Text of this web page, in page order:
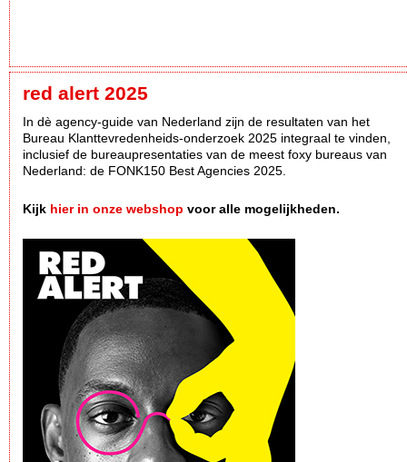
red alert 2025
In dè agency-guide van Nederland zijn de resultaten van het
Bureau Klanttevredenheids-onderzoek 2025 integraal te vinden,
inclusief de bureaupresentaties van de meest foxy bureaus van
Nederland: de FONK150 Best Agencies 2025.
Kijk hier in onze webshop voor alle mogelijkheden.